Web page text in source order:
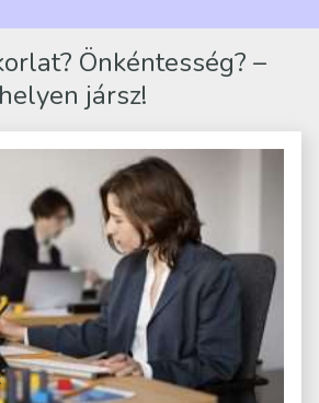
Önkéntesség? –
jársz!